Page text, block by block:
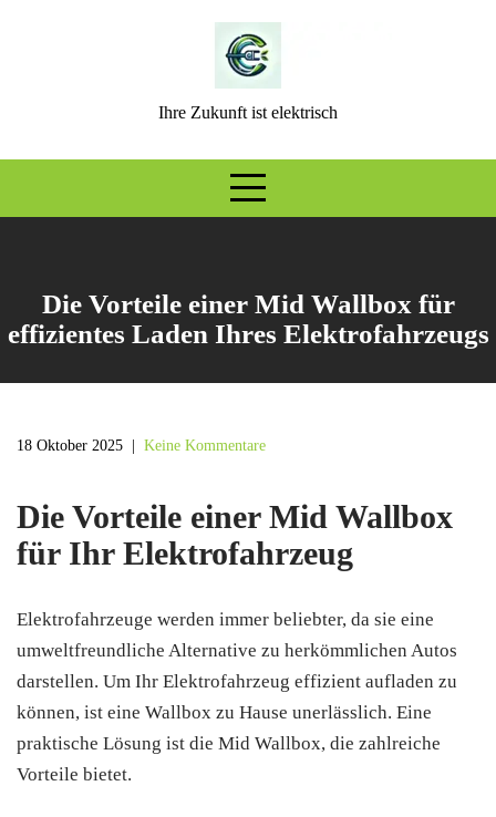
Ihre Zukunft ist elektrisch
Die Vorteile einer Mid Wallbox für
effizientes Laden Ihres Elektrofahrzeugs
18 Oktober 2025 Keine Kommentare
Die Vorteile einer Mid Wallbox
für Ihr Elektrofahrzeug
Elektrofahrzeuge werden immer beliebter, da sie eine
umweltfreundliche Alternative zu herkömmlichen Autos
darstellen. Um Ihr Elektrofahrzeug effizient aufladen zu
können, ist eine Wallbox zu Hause unerlässlich. Eine
praktische Lösung ist die Mid Wallbox, die zahlreiche
Vorteile bietet.